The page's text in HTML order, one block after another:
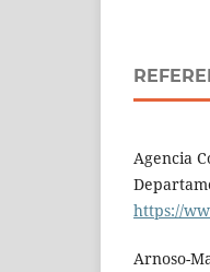
Agencia
https://
Arnoso-